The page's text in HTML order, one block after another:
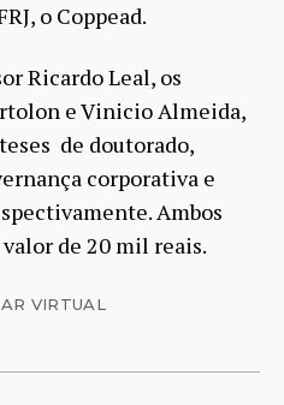
o Coppead.
Ricardo Leal, os
e Vinicio Almeida,
de doutorado,
corporativa e
Ambos
de 20 mil reais.
VIRTUAL